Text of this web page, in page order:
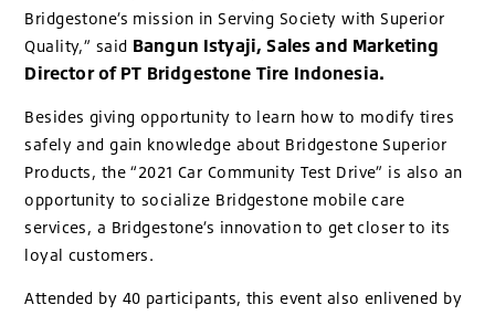
Bridgestone’s mission in Serving Society with Superior
Quality,” said Bangun Istyaji, Sales and Marketing
Director of PT Bridgestone Tire Indonesia.
Besides giving opportunity to learn how to modify tires
safely and gain knowledge about Bridgestone Superior
Products, the “2021 Car Community Test Drive” is also an
opportunity to socialize Bridgestone mobile care
services, a Bridgestone’s innovation to get closer to its
loyal customers.
Attended by 40 participants, this event also enlivened by